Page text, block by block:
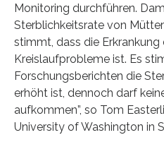
Monitoring durchführen.
Sterblichkeitsrate von
stimmt, dass die
Kreislaufprobleme ist. Es
Forschungsberichten die
erhöht ist, dennoch darf
aufkommen”, so Tom
University of Washington in